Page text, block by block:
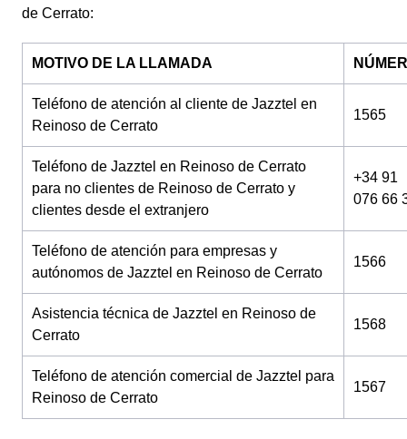
de Cerrato:
MOTIVO DE LA LLAMADA
Teléfono de atención al cliente de Jazztel en
Reinoso de Cerrato
1565
Teléfono de Jazztel en Reinoso de Cerrato
para no clientes de Reinoso de Cerrato y
clientes desde el extranjero
+34 91
076 66
Teléfono de atención para empresas y
autónomos de Jazztel en Reinoso de Cerrato
1566
Asistencia técnica de Jazztel en Reinoso de
Cerrato
1568
Teléfono de atención comercial de Jazztel para
Reinoso de Cerrato
1567